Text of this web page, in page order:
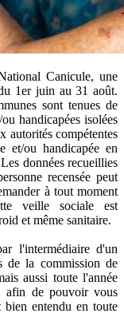
Canicule, une
1er juin au 31 août.
sont tenues de
handicapées isolées
autorités compétentes
et/ou handicapée en
données recueillies
recensée peut
à tout moment
veille sociale est
et même sanitaire.
l'intermédiaire d'un
de la commission de
aussi toute l'année
afin de pouvoir vous
entendu en toute